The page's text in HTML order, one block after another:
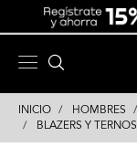
INICIO HOMBRES
BLAZERS Y TERNOS